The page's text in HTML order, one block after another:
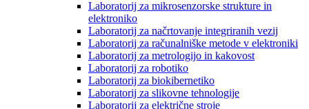
Laboratorij za mikrosenzorske strukture in
elektroniko
Laboratorij za načrtovanje integriranih vezij
Laboratorij za računalniške metode v elektroniki
Laboratorij za metrologijo in kakovost
Laboratorij za robotiko
Laboratorij za biokibernetiko
Laboratorij za slikovne tehnologije
Laboratorij za električne stroje